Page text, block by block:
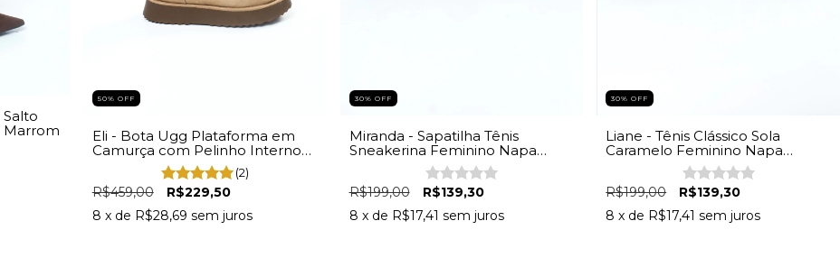
Marrom
50% OFF
Eli - Bota Ugg Plataforma em
Camurça com Pelinho Interno
Feminina Bege
(2)
R$459,00
R$229,50
8 x de R$28,69 sem juros
30% OFF
Miranda - Sapatilha Tênis
Sneakerina Feminino Napa
R$199,00
R$139,30
8 x de R$17,41 sem juros
30% OFF
Liane - Tênis Clássico Sola
Caramelo Feminino Napa
R$199,00
R$139,30
8 x de R$17,41 sem juros